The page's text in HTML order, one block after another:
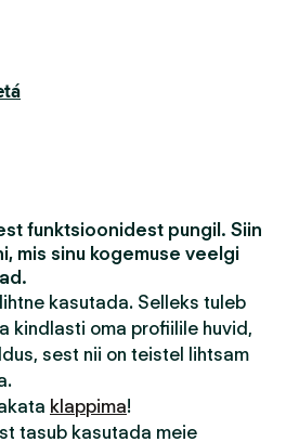
funktsioonidest pungil. Siin
mis sinu kogemuse veelgi
kasutada. Selleks tuleb
kindlasti oma profiilile huvid,
sest nii on teistel lihtsam
klappima!
tasub kasutada meie